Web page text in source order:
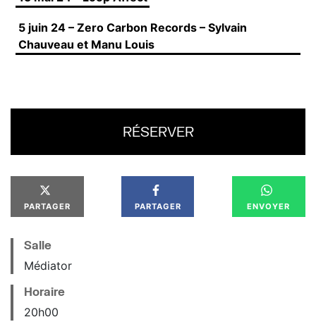
5 juin 24 – Zero Carbon Records – Sylvain
Chauveau et Manu Louis
RÉSERVER
PARTAGER PARTAGER ENVOYER
Salle
Médiator
Horaire
20h00